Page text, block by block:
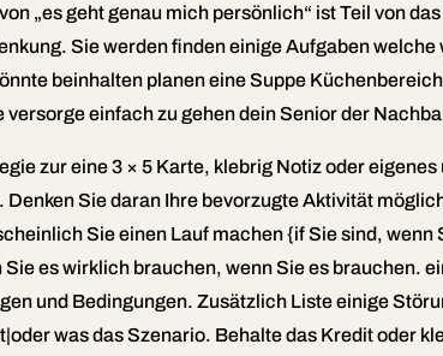
„es geht genau mich persönlich“ ist Teil von
Sie werden finden einige Aufgaben
beinhalten planen eine Suppe
einfach zu gehen dein Senior der
zur eine 3 × 5 Karte, klebrig Notiz oder
Sie daran Ihre bevorzugte Aktivität
Sie einen Lauf machen {if Sie sind,
es wirklich brauchen, wenn Sie es brauchen.
und Bedingungen. Zusätzlich Liste einige
was das Szenario. Behalte das Kredit oder